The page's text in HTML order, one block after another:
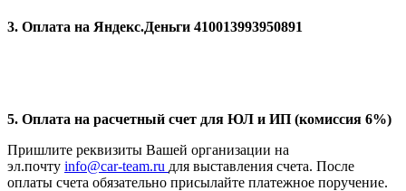
3. Оплата на Яндекс.Деньги 410013993950891
5. Оплата на расчетный счет для ЮЛ и ИП (комиссия 6%)
Пришлите реквизиты Вашей организации на
эл.почту info@car-team.ru для выставления счета. После
оплаты счета обязательно присылайте платежное поручение.